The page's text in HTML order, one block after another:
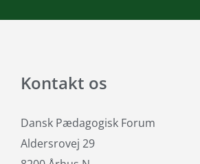
Kontakt os
Dansk Pædagogisk Forum
Aldersrovej 29